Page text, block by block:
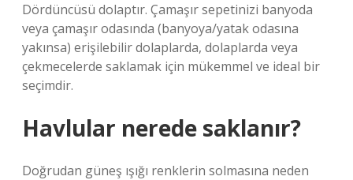
Dördüncüsü dolaptır. Çamaşır sepetinizi banyoda
veya çamaşır odasında (banyoya/yatak odasına
yakınsa) erişilebilir dolaplarda, dolaplarda veya
çekmecelerde saklamak için mükemmel ve ideal bir
seçimdir.
Havlular nerede saklanır?
Doğrudan güneş ışığı renklerin solmasına neden